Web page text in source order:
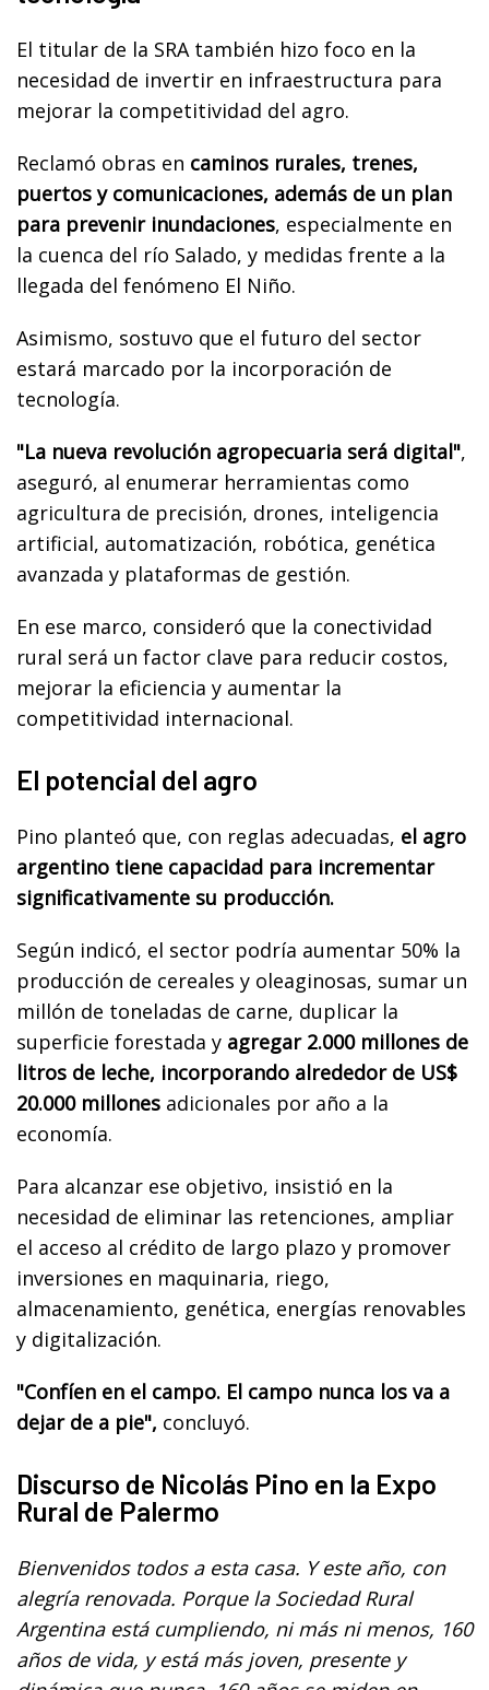
El titular de la SRA también hizo foco en la
necesidad de invertir en infraestructura para
mejorar la competitividad del agro.
Reclamó obras en caminos rurales, trenes,
puertos y comunicaciones, además de un plan
para prevenir inundaciones, especialmente en
la cuenca del río Salado, y medidas frente a la
llegada del fenómeno El Niño.
Asimismo, sostuvo que el futuro del sector
estará marcado por la incorporación de
tecnología.
"La nueva revolución agropecuaria será digital",
aseguró, al enumerar herramientas como
agricultura de precisión, drones, inteligencia
artificial, automatización, robótica, genética
avanzada y plataformas de gestión.
En ese marco, consideró que la conectividad
rural será un factor clave para reducir costos,
mejorar la eficiencia y aumentar la
competitividad internacional.
El potencial del agro
Pino planteó que, con reglas adecuadas, el agro
argentino tiene capacidad para incrementar
significativamente su producción.
Según indicó, el sector podría aumentar 50% la
producción de cereales y oleaginosas, sumar un
millón de toneladas de carne, duplicar la
superficie forestada y agregar 2.000 millones de
litros de leche, incorporando alrededor de US$
20.000 millones adicionales por año a la
economía.
Para alcanzar ese objetivo, insistió en la
necesidad de eliminar las retenciones, ampliar
el acceso al crédito de largo plazo y promover
inversiones en maquinaria, riego,
almacenamiento, genética, energías renovables
y digitalización.
"Confíen en el campo. El campo nunca los va a
dejar de a pie", concluyó.
Discurso de Nicolás Pino en la Expo
Rural de Palermo
Bienvenidos todos a esta casa. Y este año, con
alegría renovada. Porque la Sociedad Rural
Argentina está cumpliendo, ni más ni menos, 160
años de vida, y está más joven, presente y